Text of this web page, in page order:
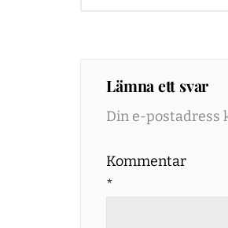
Lämna ett svar
Din e-postadress
Kommentar
*